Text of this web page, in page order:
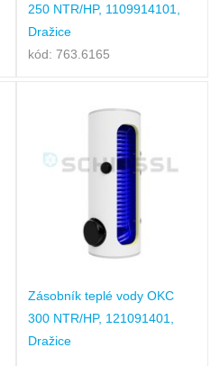
250 NTR/HP, 1109914101,
Dražice
kód: 763.6165
Zásobník teplé vody OKC
300 NTR/HP, 121091401,
Dražice